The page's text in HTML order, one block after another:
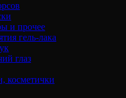
и прочее
гель-лака
глаз
косметички